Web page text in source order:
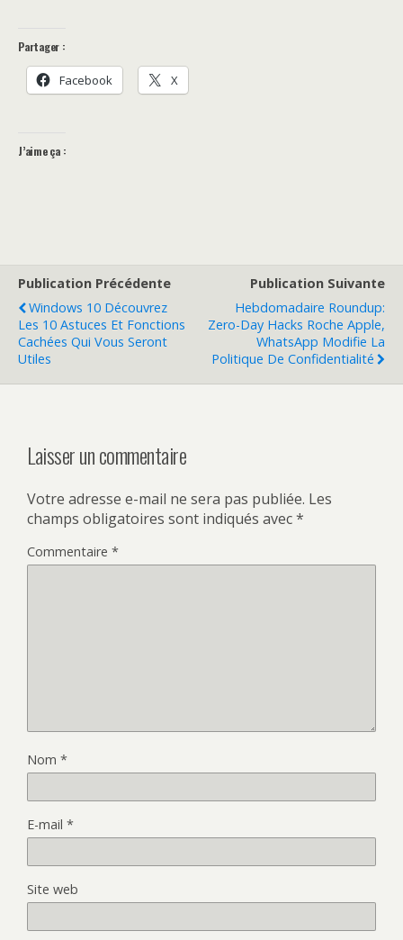
Partager :
Facebook X
J’aime ça :
Publication Précédente
Windows 10 Découvrez
Les 10 Astuces Et Fonctions
Cachées Qui Vous Seront
Utiles
Publication Suivante
Hebdomadaire Roundup:
Zero-Day Hacks Roche Apple,
WhatsApp Modifie La
Politique De Confidentialité
Laisser un commentaire
Votre adresse e-mail ne sera pas publiée. Les
champs obligatoires sont indiqués avec*
Commentaire *
Nom *
E-mail *
Site web